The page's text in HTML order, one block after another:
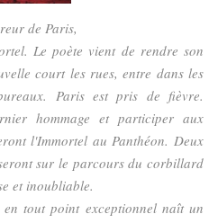
de Paris,
Le poète vient de rendre son
court les rues, entre dans les
Paris est pris de fièvre.
hommage et participer aux
l'Immortel au Panthéon. Deux
sur le parcours du corbillard
et inoubliable.
tout point exceptionnel naît un